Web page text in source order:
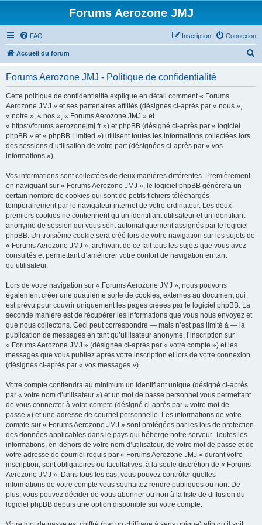
Forums Aerozone JMJ
FAQ Connexion
Inscription
Accueil du forum
Forums Aerozone JMJ - Politique de confidentialité
Cette politique de confidentialité explique en détail comment « Forums
Aerozone JMJ » et ses partenaires affiliés (désignés ci-après par « nous »,
« notre », « nos », « Forums Aerozone JMJ » et
« https://forums.aerozonejmj.fr ») et phpBB (désigné ci-après par « logiciel
phpBB » et « phpBB Limited ») utilisent toutes les informations collectées lors
des sessions d’utilisation de votre part (désignées ci-après par « vos
informations »).
Vos informations sont collectées de deux manières différentes. Premièrement,
en naviguant sur « Forums Aerozone JMJ », le logiciel phpBB génèrera un
certain nombre de cookies qui sont de petits fichiers téléchargés
temporairement par le navigateur internet de votre ordinateur. Les deux
premiers cookies ne contiennent qu’un identifiant utilisateur et un identifiant
anonyme de session qui vous sont automatiquement assignés par le logiciel
phpBB. Un troisième cookie sera créé lors de votre navigation sur les sujets de
« Forums Aerozone JMJ », archivant de ce fait tous les sujets que vous avez
consultés et permettant d’améliorer votre confort de navigation en tant
qu’utilisateur.
Lors de votre navigation sur « Forums Aerozone JMJ », nous pouvons
également créer une quatrième sorte de cookies, externes au document qui
est prévu pour couvrir uniquement les pages créées par le logiciel phpBB. La
seconde manière est de récupérer les informations que vous nous envoyez et
que nous collectons. Ceci peut correspondre — mais n’est pas limité à — la
publication de messages en tant qu’utilisateur anonyme, l’inscription sur
« Forums Aerozone JMJ » (désignée ci-après par « votre compte ») et les
messages que vous publiez après votre inscription et lors de votre connexion
(désignés ci-après par « vos messages »).
Votre compte contiendra au minimum un identifiant unique (désigné ci-après
par « votre nom d’utilisateur ») et un mot de passe personnel vous permettant
de vous connecter à votre compte (désigné ci-après par « votre mot de
passe ») et une adresse de courriel personnelle. Les informations de votre
compte sur « Forums Aerozone JMJ » sont protégées par les lois de protection
des données applicables dans le pays qui héberge notre serveur. Toutes les
informations, en-dehors de votre nom d’utilisateur, de votre mot de passe et de
votre adresse de courriel requis par « Forums Aerozone JMJ » durant votre
inscription, sont obligatoires ou facultatives, à la seule discrétion de « Forums
Aerozone JMJ ». Dans tous les cas, vous pouvez contrôler quelles
informations de votre compte vous souhaitez rendre publiques ou non. De
plus, vous pouvez décider de vous abonner ou non à la liste de diffusion du
logiciel phpBB depuis une option disponible sur votre compte.